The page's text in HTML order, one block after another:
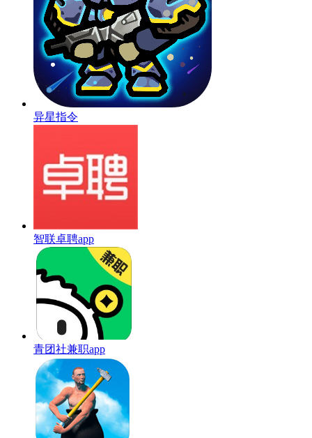
异星指令
智联卓聘app
青团社兼职app